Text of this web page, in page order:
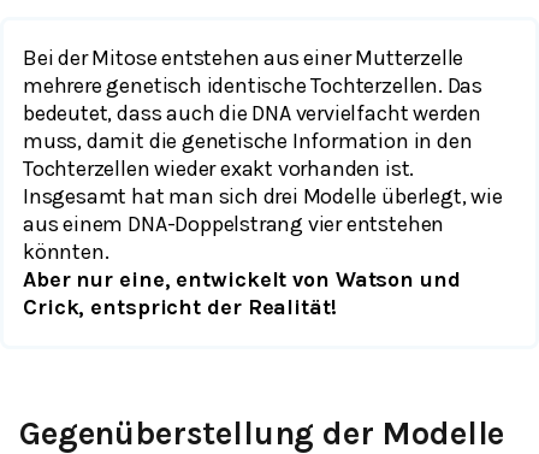
Bei der Mitose entstehen aus einer Mutterzelle
mehrere genetisch identische Tochterzellen. Das
bedeutet, dass auch die DNA vervielfacht werden
muss, damit die genetische Information in den
Tochterzellen wieder exakt vorhanden ist.
Insgesamt hat man sich drei Modelle überlegt, wie
aus einem DNA-Doppelstrang vier entstehen
könnten.
Aber nur eine, entwickelt von Watson und
Crick, entspricht der Realität!
Gegenüberstellung der Modelle